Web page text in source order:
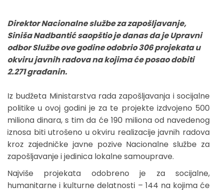
Direktor Nacionalne službe za zapošljavanje,
Siniša Nadbantić saopštio je danas da je Upravni
odbor Službe ove godine odobrio 306 projekata u
okviru javnih radova na kojima će posao dobiti
2.271 građanin.
Iz budžeta Ministarstva rada zapošljavanja i socijalne
politike u ovoj godini je za te projekte izdvojeno 500
miliona dinara, s tim da će 190 miliona od navedenog
iznosa biti utrošeno u okviru realizacije javnih radova
kroz zajedničke javne pozive Nacionalne službe za
zapošljavanje i jedinica lokalne samouprave.
Najviše projekata odobreno je za socijalne,
humanitarne i kulturne delatnosti – 144 na kojima će